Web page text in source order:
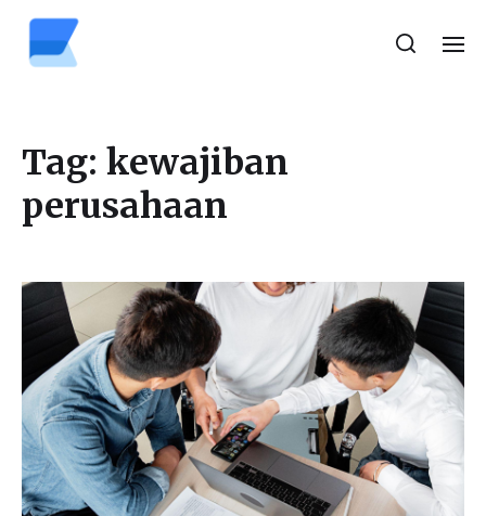
Tag: kewajiban
perusahaan